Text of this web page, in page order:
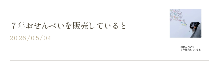
７年おせんべいを販売していると
2026/05/04